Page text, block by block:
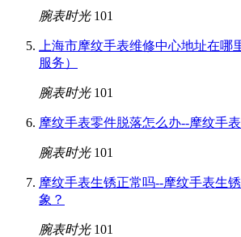
腕表时光 101
上海市摩纹手表维修中心地址在哪
服务）
腕表时光 101
摩纹手表零件脱落怎么办--摩纹手
腕表时光 101
摩纹手表生锈正常吗--摩纹手表生
象？
腕表时光 101